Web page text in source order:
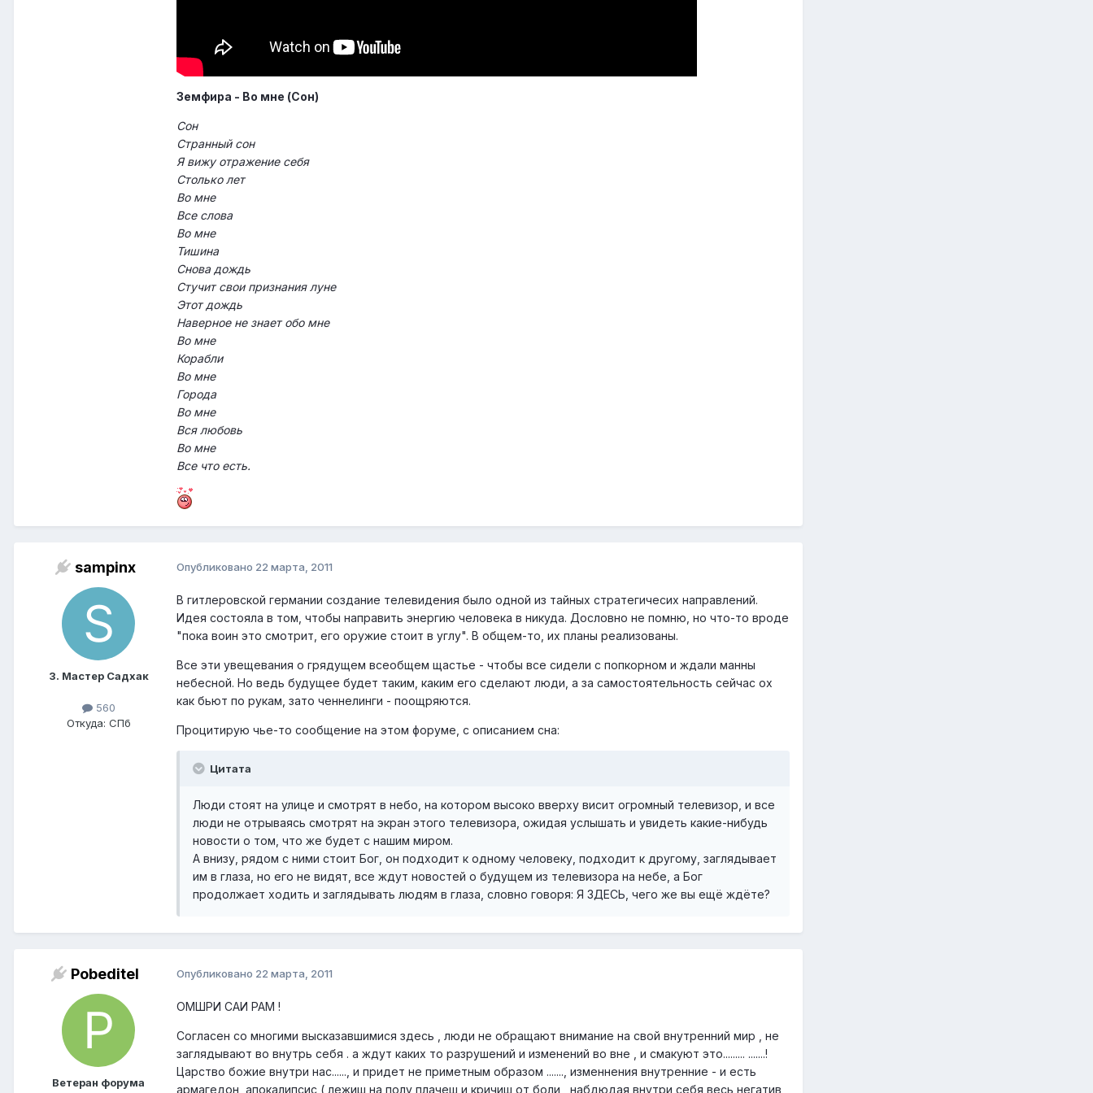
Земфира - Во мне (Сон)
Сон
Странный сон
Я вижу отражение себя
Столько лет
Во мне
Все слова
Во мне
Тишина
Снова дождь
Стучит свои признания луне
Этот дождь
Наверное не знает обо мне
Во мне
Корабли
Во мне
Города
Во мне
Вся любовь
Во мне
Все что есть.
sampinx
3. Мастер Садхак
560
Откуда: СПб
Опубликовано 22 марта, 2011
В гитлеровской германии создание телевидения было одной из тайных стратегичесих направлений.
Идея состояла в том, чтобы направить энергию человека в никуда. Дословно не помню, но что-то вроде
"пока воин это смотрит, его оружие стоит в углу". В общем-то, их планы реализованы.
Все эти увещевания о грядущем всеобщем щастье - чтобы все сидели с попкорном и ждали манны
небесной. Но ведь будущее будет таким, каким его сделают люди, а за самостоятельность сейчас ох
как бьют по рукам, зато ченнелинги - поощряются.
Процитирую чье-то сообщение на этом форуме, с описанием сна:
Цитата
Люди стоят на улице и смотрят в небо, на котором высоко вверху висит огромный телевизор, и все
люди не отрываясь смотрят на экран этого телевизора, ожидая услышать и увидеть какие-нибудь
новости о том, что же будет с нашим миром.
А внизу, рядом с ними стоит Бог, он подходит к одному человеку, подходит к другому, заглядывает
им в глаза, но его не видят, все ждут новостей о будущем из телевизора на небе, а Бог
продолжает ходить и заглядывать людям в глаза, словно говоря: Я ЗДЕСЬ, чего же вы ещё ждёте?
Pobeditel
Ветеран форума
Опубликовано 22 марта, 2011
ОМШРИ САИ РАМ !
Согласен со многими высказавшимися здесь , люди не обращают внимание на свой внутренний мир , не
заглядывают во внутрь себя . а ждут каких то разрушений и изменений во вне , и смакуют это......... .......!
Царство божие внутри нас......, и придет не приметным образом ......., изменнения внутренние - и есть
армагедон ,апокалипсис ( лежиш на полу плачеш и кричиш от боли , набдюдая внутри себя весь негатив,